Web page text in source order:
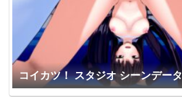
コイカツ！ スタジオ シーンデータ